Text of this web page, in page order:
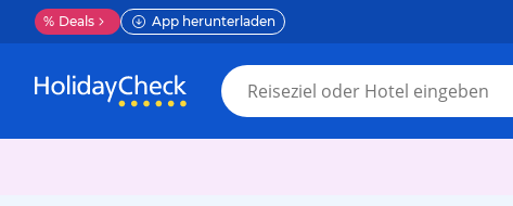
% Deals App herunterladen